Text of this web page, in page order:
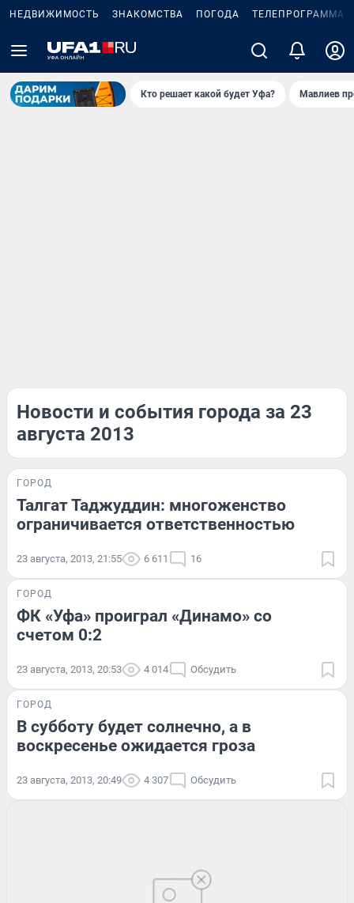
НЕДВИЖИМОСТЬ ЗНАКОМСТВА ПОГОДА ТЕЛЕПРОГРАММА
Кто решает какой будет Уфа? Мавлиев
Новости и события города за 23
августа 2013
ГОРОД
Талгат Таджуддин: многоженство
ограничивается ответственностью
23 августа, 2013, 21:55 6 611 16
ГОРОД
ФК «Уфа» проиграл «Динамо» со
счетом 0:2
23 августа, 2013, 20:53 4 014 Обсудить
ГОРОД
В субботу будет солнечно, а в
воскресенье ожидается гроза
23 августа, 2013, 20:49 4 307 Обсудить